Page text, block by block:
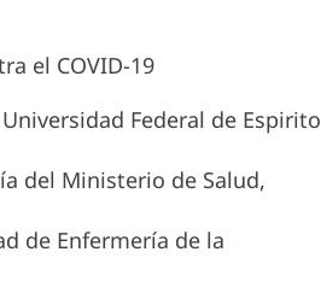
el COVID-19
Federal de Espirito
del Ministerio de Salud,
de Enfermería de la